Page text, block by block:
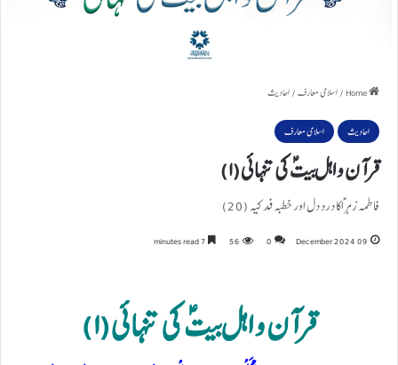
/اسلامی معارف/احادیث
احادیث اسلامی معارف
قرآن و اہل بیتؑ کی تنہائی(۱)
فاطمہ زہراؑ کا درد دل اور خطبہ فدکیہ (20)
09 December 2024
0
56
قرآن و اہل بیتؑ کی تنہائی(۱)